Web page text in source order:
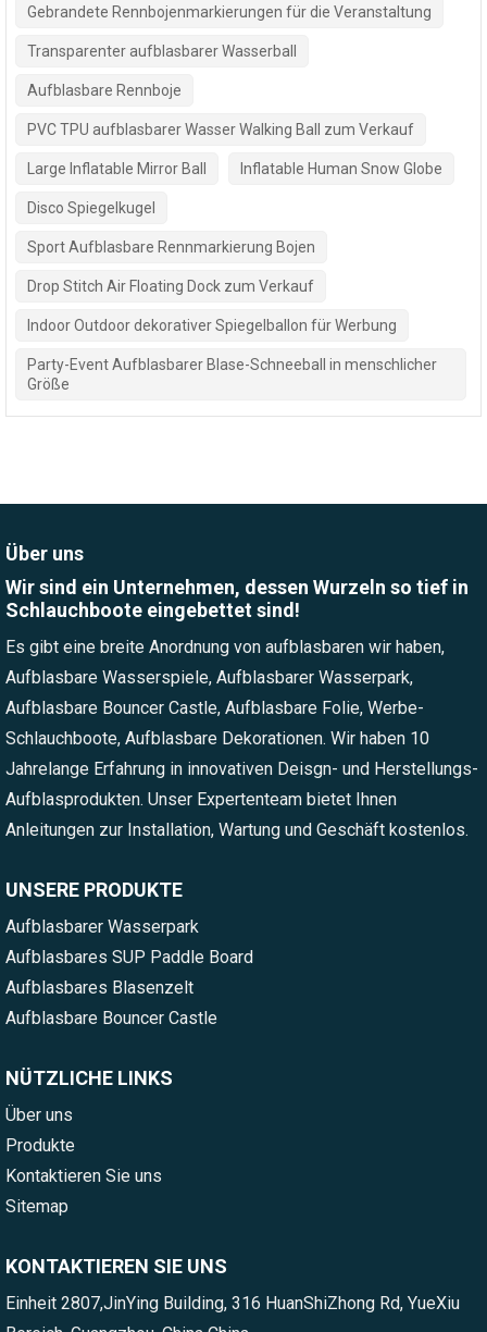
Gebrandete Rennbojenmarkierungen für die Veranstaltung
Transparenter aufblasbarer Wasserball
Aufblasbare Rennboje
PVC TPU aufblasbarer Wasser Walking Ball zum Verkauf
Large Inflatable Mirror Ball Inflatable Human Snow Globe
Disco Spiegelkugel
Sport Aufblasbare Rennmarkierung Bojen
Drop Stitch Air Floating Dock zum Verkauf
Indoor Outdoor dekorativer Spiegelballon für Werbung
Party-Event Aufblasbarer Blase-Schneeball in menschlicher
Größe
Über uns
Wir sind ein Unternehmen, dessen Wurzeln so tief in
Schlauchboote eingebettet sind!
Es gibt eine breite Anordnung von aufblasbaren wir haben,
Aufblasbare Wasserspiele, Aufblasbarer Wasserpark,
Aufblasbare Bouncer Castle, Aufblasbare Folie, Werbe-
Schlauchboote, Aufblasbare Dekorationen. Wir haben 10
Jahrelange Erfahrung in innovativen Deisgn- und Herstellungs-
Aufblasprodukten. Unser Expertenteam bietet Ihnen
Anleitungen zur Installation, Wartung und Geschäft kostenlos.
UNSERE PRODUKTE
Aufblasbarer Wasserpark
Aufblasbares SUP Paddle Board
Aufblasbares Blasenzelt
Aufblasbare Bouncer Castle
NÜTZLICHE LINKS
Über uns
Produkte
Kontaktieren Sie uns
Sitemap
KONTAKTIEREN SIE UNS
Einheit 2807,JinYing Building, 316 HuanShiZhong Rd, YueXiu